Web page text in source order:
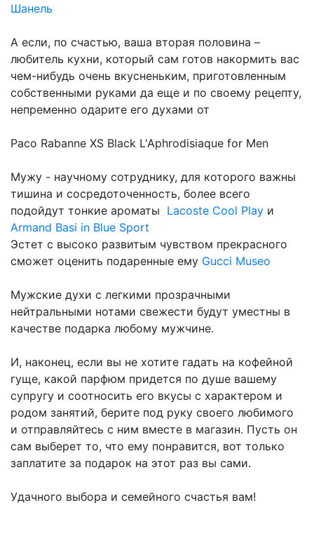
Шанель
А если, по счастью, ваша вторая половина –
любитель кухни, который сам готов накормить вас
чем-нибудь очень вкусненьким, приготовленным
собственными руками да еще и по своему рецепту,
непременно одарите его духами от
Paco Rabanne XS Black L'Aphrodisiaque for Men
Мужу - научному сотруднику, для которого важны
тишина и сосредоточенность, более всего
подойдут тонкие ароматы Lacoste Cool Play и
Armand Basi in Blue Sport
Эстет с высоко развитым чувством прекрасного
сможет оценить подаренные ему Gucci Museo
Мужские духи с легкими прозрачными
нейтральными нотами свежести будут уместны в
качестве подарка любому мужчине.
И, наконец, если вы не хотите гадать на кофейной
гуще, какой парфюм придется по душе вашему
супругу и соотносить его вкусы с характером и
родом занятий, берите под руку своего любимого
и отправляйтесь с ним вместе в магазин. Пусть он
сам выберет то, что ему понравится, вот только
заплатите за подарок на этот раз вы сами.
Удачного выбора и семейного счастья вам!